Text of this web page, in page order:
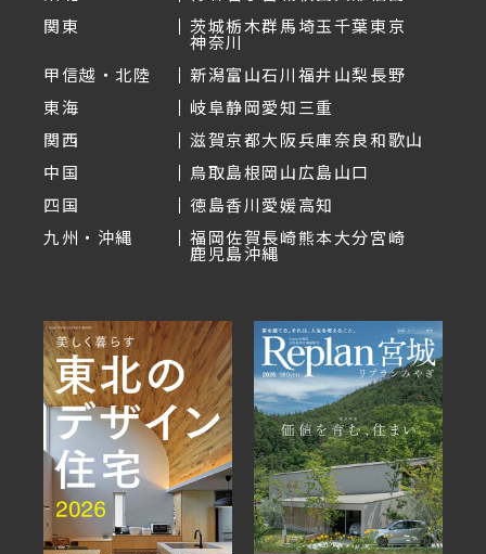
関東
茨城栃木群馬埼玉千葉東京
神奈川
甲信越・北陸
新潟富山石川福井山梨長野
東海
岐阜静岡愛知三重
関西
滋賀京都大阪兵庫奈良和歌山
中国
鳥取島根岡山広島山口
四国
徳島香川愛媛高知
九州・沖縄
福岡佐賀長崎熊本大分宮崎
鹿児島沖縄